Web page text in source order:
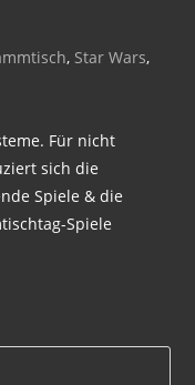
, Star Wars,
Für nicht
sich die
Spiele & die
Spiele